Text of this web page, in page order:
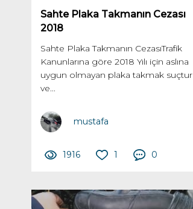
Sahte Plaka Takmanın Cezası
2018
Sahte Plaka Takmanın CezasıTrafik
Kanunlarına göre 2018 Yılı için aslına
uygun olmayan plaka takmak suçtur
ve...
mustafa
1916 1 0